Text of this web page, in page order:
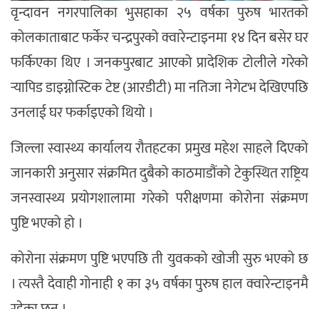
वृन्दावन नगरपालिका भुसहाका २५ वर्षका पुरुष भारतको
कोलकाताबाट फर्केर चन्द्रपुरको क्वारेन्टाइनमा १४ दिन बसेर घर
फर्किएका थिए । जनकपुरबाट आएको प्रादेशिक टोलीले गरेको
र्‍यापिड डाइग्नोस्टिक टेष्ट (आरडीटी) मा नतिजा नेगेटभ देखिएपछि
उनलाई घर फर्काइएको थियो ।
जिल्ला स्वास्थ्य कार्यालय रौतहटका प्रमुख महेश साहले दिएको
जानकारी अनुसार संक्रमित दुबैको काठमाडौंको टेकुस्थित राष्ट्रिय
जनस्वास्थ्य प्रयोगशालामा गरेको परीक्षणमा कोरोना संक्रमण
पुष्टि भएको हो ।
कोरोना संक्रमण पुष्टि भएपछि ती युवकको खोजी सुरु भएको छ
। त्यस्तै देवाही गोनाही १ का ३५ वर्षका पुरुष हाल क्वारेन्टाइनमै